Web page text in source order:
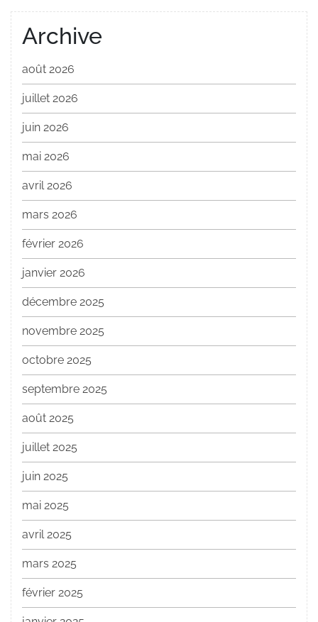
Archive
août 2026
juillet 2026
juin 2026
mai 2026
avril 2026
mars 2026
février 2026
janvier 2026
décembre 2025
novembre 2025
octobre 2025
septembre 2025
août 2025
juillet 2025
juin 2025
mai 2025
avril 2025
mars 2025
février 2025